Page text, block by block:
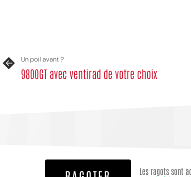
Un poil avant ?
9800GT avec ventirad de votre choix
Les ragots sont